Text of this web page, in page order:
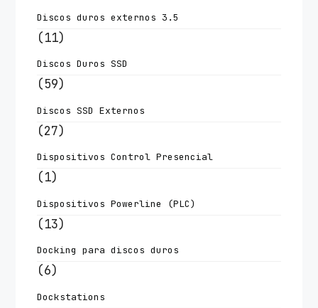
Discos duros externos 3.5
(11)
Discos Duros SSD
(59)
Discos SSD Externos
(27)
Dispositivos Control Presencial
(1)
Dispositivos Powerline (PLC)
(13)
Docking para discos duros
(6)
Dockstations